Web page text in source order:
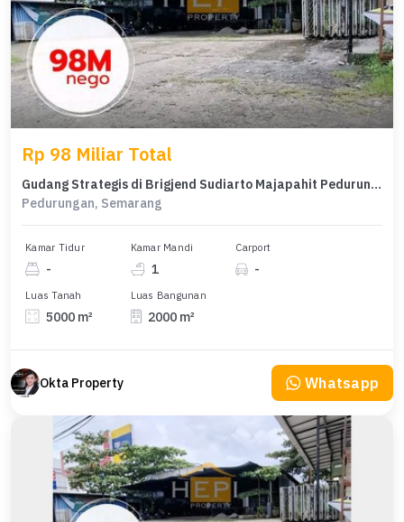
Rp 98 Miliar Total
Gudang Strategis di Brigjend Sudiarto Majapahit Pedurungan Semarang
Pedurungan, Semarang
Kamar Tidur
-
Kamar Mandi
1
Carport
-
Luas Tanah
5000 m²
Luas Bangunan
2000 m²
Okta Property Whatsapp